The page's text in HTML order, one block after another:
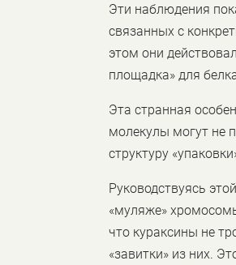
Эти наблюдения
связанных с
этом они
площадка» для
Эта странная
молекулы могут не
структуру
Руководствуясь
«муляже»
что кураксины не
«завитки» из них.